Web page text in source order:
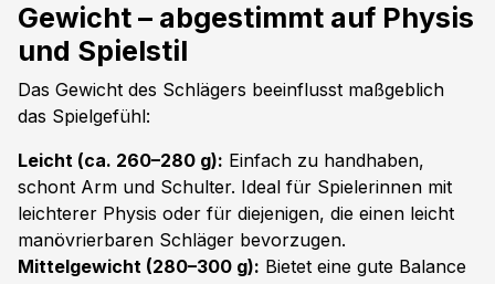
Gewicht – abgestimmt auf Physis
und Spielstil
Das Gewicht des Schlägers beeinflusst maßgeblich
das Spielgefühl:
Leicht (ca. 260–280 g): Einfach zu handhaben,
schont Arm und Schulter. Ideal für Spielerinnen mit
leichterer Physis oder für diejenigen, die einen leicht
manövrierbaren Schläger bevorzugen.
Mittelgewicht (280–300 g): Bietet eine gute Balance